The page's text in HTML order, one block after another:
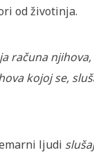
od životinja.
računa
kojoj se,
ljudi